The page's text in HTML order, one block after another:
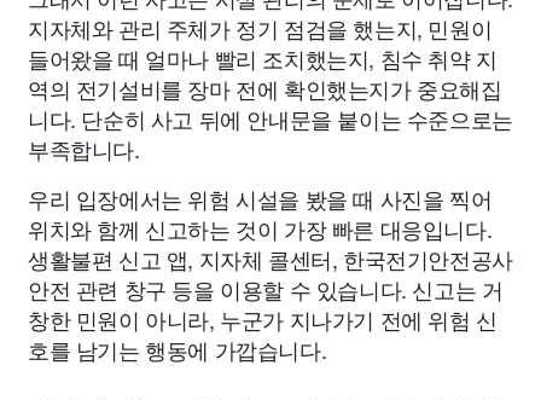
지자체와 관리 주체가 정기 점검을 했는지, 민원이
들어왔을 때 얼마나 빨리 조치했는지, 침수 취약 지
역의 전기설비를 장마 전에 확인했는지가 중요해집
니다. 단순히 사고 뒤에 안내문을 붙이는 수준으로는
부족합니다.
우리 입장에서는 위험 시설을 봤을 때 사진을 찍어
위치와 함께 신고하는 것이 가장 빠른 대응입니다.
생활불편 신고 앱, 지자체 콜센터, 한국전기안전공사
안전 관련 창구 등을 이용할 수 있습니다. 신고는 거
창한 민원이 아니라, 누군가 지나가기 전에 위험 신
호를 남기는 행동에 가깝습니다.